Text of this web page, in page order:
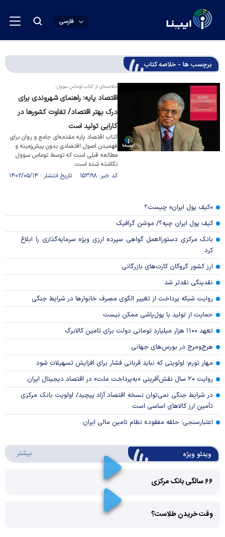
فارسی
برچسب ها - خلاصه کتاب
خلاصه‌ای از کتاب توماس سوول؛
اقتصاد پایه؛ راهنمای شهروندی برای
درک بهتر اقتصاد/ تفاوت کشور‌ها در
کارایی تولید است
کتاب اقتصاد پایه مقدمه‌ای جامع و روان برای
فهمیدن اصول اقتصادی بدون پیش‌زمینه و
مطالعه قبلی است که توسط توماس سوول
نگاشته شده است.
کد خبر: ۱۵۳۱۹۸ تاریخ انتشار : ۱۴۰۲/۰۵/۱۴
«کیف پول ایران» چیست؟
کیف پول ایران چیه؟/ موشن گرافیک
بانک مرکزی دستورالعمل گواهی سپرده ارزی ویژه سرمایه‌گذاری را ابلاغ
کرد
ارز کشور گروگان کارت‌های بازرگانی
نقدینگی نقدتر شد
روایت شبکه پرداخت از تغییر الگوی مصرف خانوار‌ها در شرایط جنگی
حمایت از تولید با پول‌پاشی ممکن نیست
تعهد ۱۱۰۰ هزار میلیارد تومانی دولت برای تامین کالابرگ
هرج‌ومرج در بورس‌های جهانی
مهار تورم؛ اولویتی که نباید قربانی فشار برای افزایش تسهیلات شود
روایت ۲۰ سال نقش‌آفرینی «به‌پرداخت ملت» در اقتصاد دیجیتال ایران
در شرایط جنگی نمی‌توان نسخه اقتصاد آزاد پیچید/ اولویت بانک مرکزی
تأمین ارز کالا‌های اساسی است
اعتبارسنجی؛ حلقه مفقوده نظام تامین مالی ایران
ویدئو ویژه بیشتر
۶۶ سالگی بانک مرکزی
وقت خریدن طلاست؟